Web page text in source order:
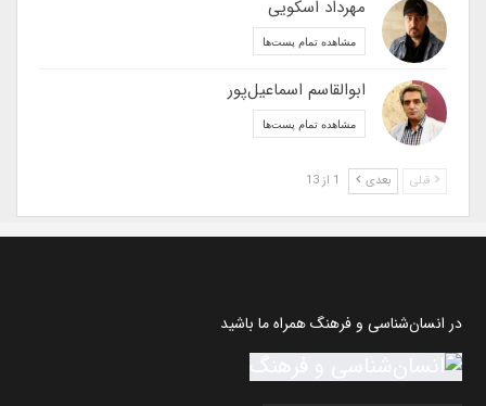
مهرداد اسکویی
مشاهده تمام پست‌ها
ابوالقاسم اسماعیل‌پور
مشاهده تمام پست‌ها
قبلی بعدی
در انسان‌شناسی و فرهنگ همراه ما باشید